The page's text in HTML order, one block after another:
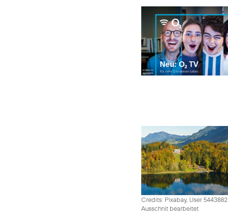
Credits: Pixabay, User 5443882
Ausschnit bearbeitet